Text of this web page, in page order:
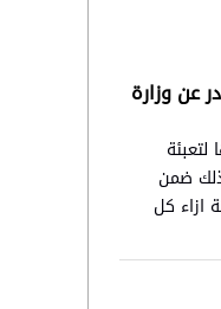
عن وزارة
لتعبئة
ذلك ضمن
ازاء كل